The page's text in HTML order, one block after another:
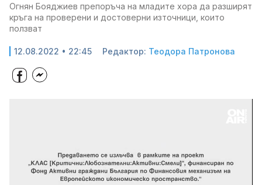
Огнян Бояджиев препоръча на младите хора да разширят
кръга на проверени и достоверни източници, които
ползват
12.08.2022 • 22:45 Редактор: Теодора Патронова